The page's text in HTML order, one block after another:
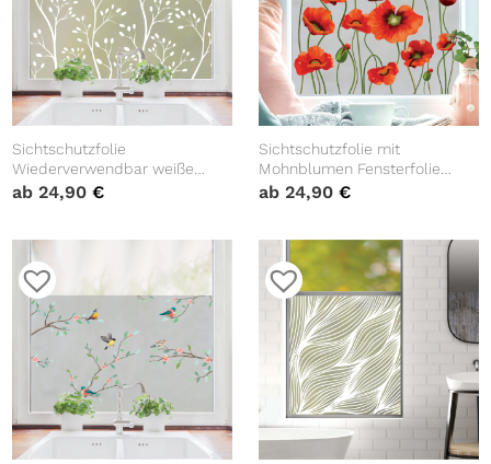
Sichtschutzfolie
Wiederverwendbar weiße
Zweige Fensterfolie
ab24,90€
Sichtschutzfolie mit
Mohnblumen Fensterfolie
Fensterdeko Milchglasfolie
ab 24,90 €